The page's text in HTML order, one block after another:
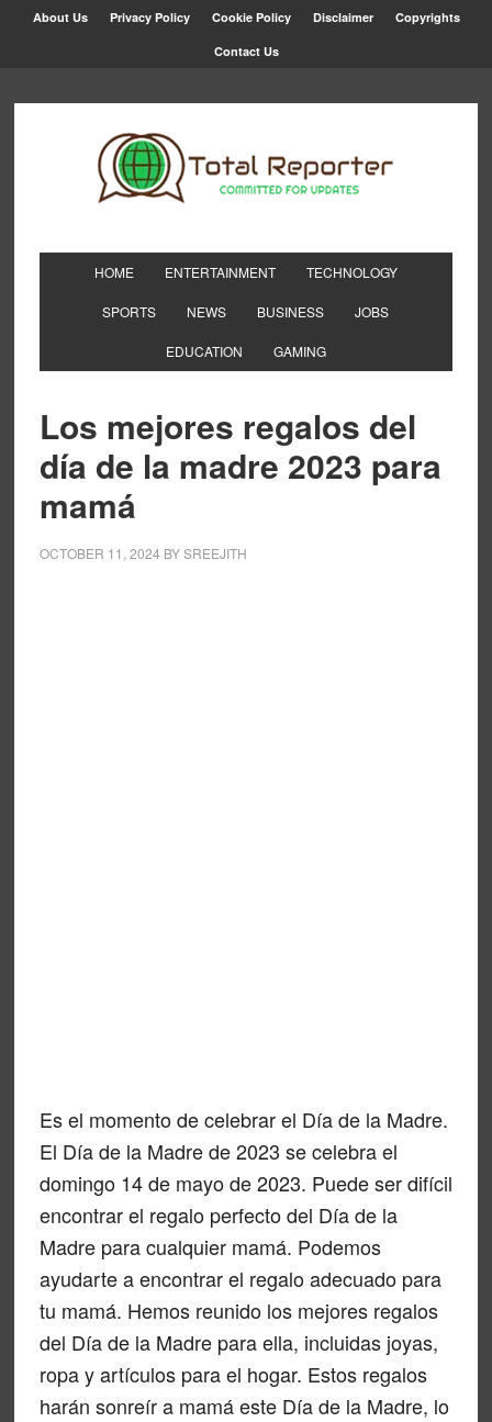
About Us Privacy Policy Cookie Policy Disclaimer Copyrights
Contact Us
HOME ENTERTAINMENT TECHNOLOGY
SPORTS NEWS BUSINESS JOBS
EDUCATION GAMING
Los mejores regalos del
día de la madre 2023 para
mamá
OCTOBER 11, 2024 BYSREEJITH
Es el momento de celebrar el Día de la Madre.
El Día de la Madre de 2023 se celebra el
domingo 14 de mayo de 2023. Puede ser difícil
encontrar el regalo perfecto del Día de la
Madre para cualquier mamá. Podemos
ayudarte a encontrar el regalo adecuado para
tu mamá. Hemos reunido los mejores regalos
del Día de la Madre para ella, incluidas joyas,
ropa y artículos para el hogar. Estos regalos
harán sonreír a mamá este Día de la Madre, lo